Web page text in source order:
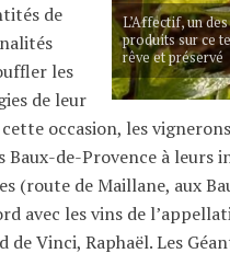
L’Affectif, un
produits sur ce
rêve et préservé
de
les
de leur
cette occasion, les
Baux-de-Provence à leurs
(route de Maillane, aux
avec les vins de
de Vinci, Raphaël. Les